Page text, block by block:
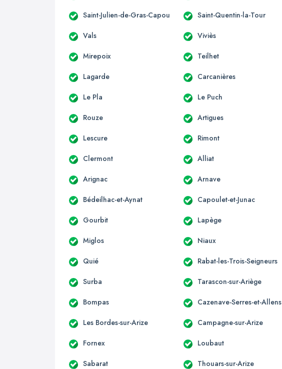
Saint-Julien-de-Gras-Capou Saint-Quentin-la-Tour
Vals Viviès
Mirepoix Teilhet
Lagarde Carcanières
Le Pla Le Puch
Rouze Artigues
Lescure Rimont
Clermont Alliat
Arignac Arnave
Bédeilhac-et-Aynat Capoulet-et-Junac
Gourbit Lapège
Miglos Niaux
Quié Rabat-les-Trois-Seigneurs
Surba Tarascon-sur-Ariège
Bompas Cazenave-Serres-et-Allens
Les Bordes-sur-Arize Campagne-sur-Arize
Fornex Loubaut
Sabarat Thouars-sur-Arize